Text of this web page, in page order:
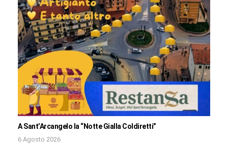
A Sant’Arcangelo la “Notte Gialla Coldiretti”
6 Agosto 2026